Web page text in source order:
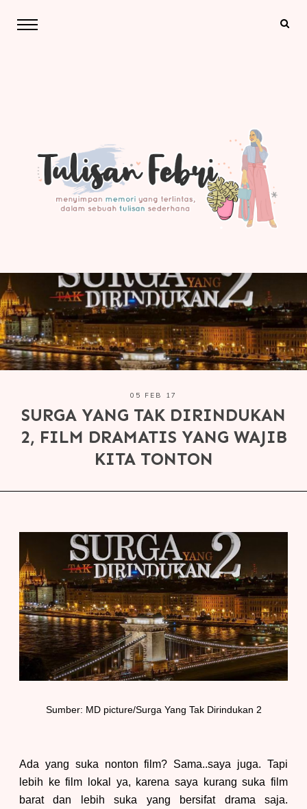
05 FEB 17
SURGA YANG TAK DIRINDUKAN
2, FILM DRAMATIS YANG WAJIB
KITA TONTON
Sumber: MD picture/Surga Yang Tak Dirindukan 2
Ada yang suka nonton film? Sama..saya juga. Tapi
lebih ke film lokal ya, karena saya kurang suka film
barat dan lebih suka yang bersifat drama saja.